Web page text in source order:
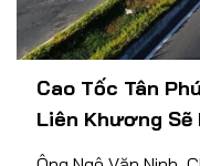
Cao Tốc Tân
Liên Khương